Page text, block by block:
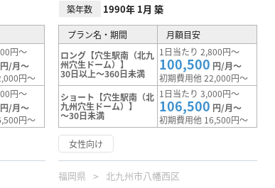
円～
円/月～
円～
円～
円/月～
円～
築年数 1990年 1月 築
プラン名・期間
月額目安
ロング【穴生駅南（北九
州穴生ドーム）】
30日以上～360日未満
1日当たり 2,800円～
100,500 円/月～
初期費用他 22,000円～
ショート【穴生駅南（北
九州穴生ドーム）】
～30日未満
1日当たり 3,000円～
106,500 円/月～
初期費用他 16,500円～
女性向け
福岡県 北九州市八幡西区